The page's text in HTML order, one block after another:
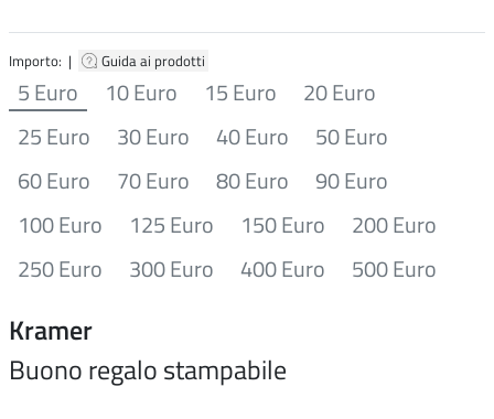
Importo: | Guida ai prodotti
5 Euro 10 Euro 15 Euro
20 Euro
25 Euro
30 Euro 40 Euro
50 Euro
60 Euro
70 Euro 80 Euro
90 Euro
100 Euro
125 Euro 150 Euro
200 Euro
250 Euro
300 Euro 400 Euro 500 Euro
Kramer
Buono regalo stampabile